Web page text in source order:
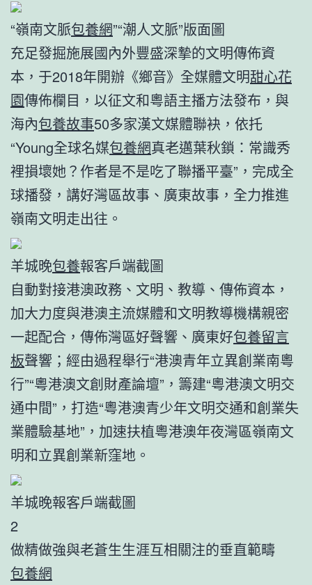
“嶺南文脈包養網”“潮人文脈”版面圖
充足發掘施展國內外豐盛深摯的文明傳佈資
本，于2018年開辦《鄉音》全媒體文明甜心花
園傳佈欄目，以征文和粵語主播方法發布，與
海內包養故事50多家漢文媒體聯袂，依托
“Young全球名媒包養網真老邁葉秋鎖：常識秀
裡損壞她？作者是不是吃了聯播平臺”，完成全
球播發，講好灣區故事、廣東故事，全力推進
嶺南文明走出往。
羊城晚包養報客戶端截圖
自動對接港澳政務、文明、教導、傳佈資本，
加大力度與港澳主流媒體和文明教導機構親密
一起配合，傳佈灣區好聲響、廣東好包養留言
板聲響；經由過程舉行“港澳青年立異創業南粵
行”“粵港澳文創財產論壇”，籌建“粵港澳文明交
通中間”，打造“粵港澳青少年文明交通和創業失
業體驗基地”，加速扶植粵港澳年夜灣區嶺南文
明和立異創業新窪地。
羊城晚報客戶端截圖
2
做精做強與老蒼生生涯互相關注的垂直範疇
包養網